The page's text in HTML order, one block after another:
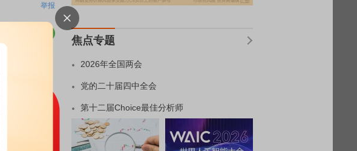
举报
焦点专题
2026年全国两会
党的二十届四中全会
第十二届Choice最佳分析师